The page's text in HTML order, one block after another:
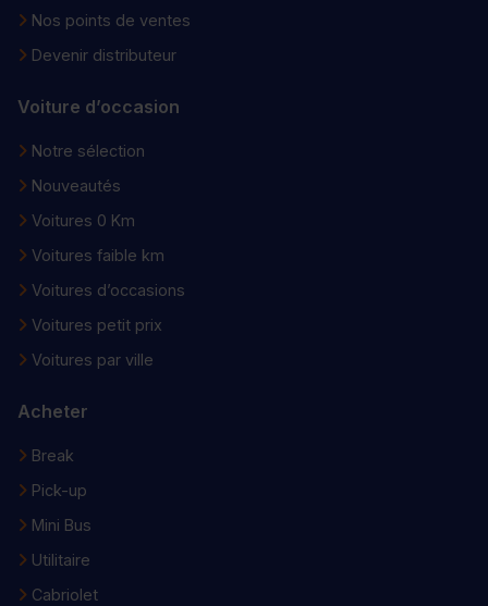
Nos points de ventes
Devenir distributeur
Voiture d’occasion
Notre sélection
Nouveautés
Voitures 0 Km
Voitures faible km
Voitures d’occasions
Voitures petit prix
Voitures par ville
Acheter
Break
Pick-up
Mini Bus
Utilitaire
Cabriolet